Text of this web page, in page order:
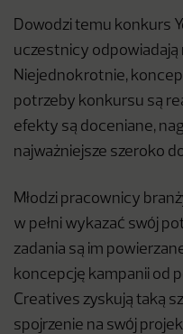
Dowodzi temu konkurs
uczestnicy odpowiadają
Niejednokrotnie,
potrzeby konkursu są
efekty są doceniane,
najważniejsze szeroko
Młodzi pracownicy
w pełni wykazać swój
zadania są im
koncepcję kampanii od
Creatives zyskują taką
spojrzenie na swój